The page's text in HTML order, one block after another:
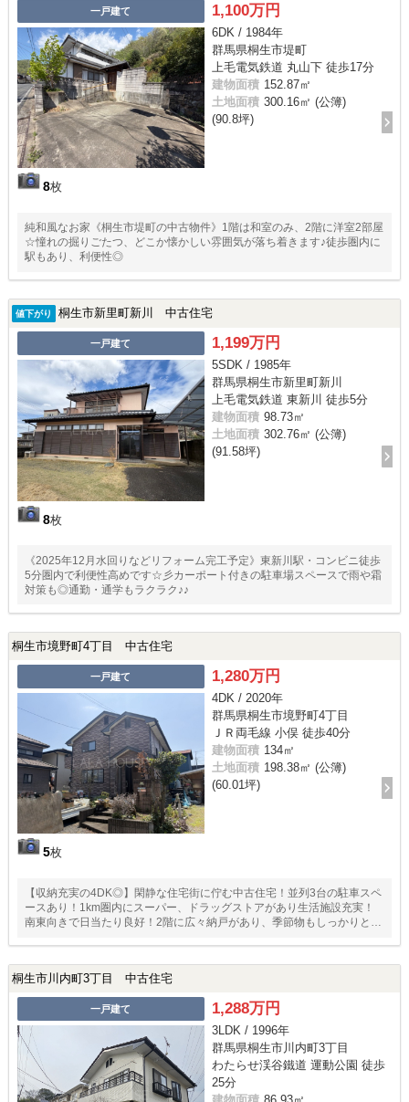
一戸建て
8枚
1,100万円
6DK / 1984年
群馬県桐生市堤町
上毛電気鉄道 丸山下 徒歩17分
建物面積 152.87㎡
土地面積 300.16㎡ (公簿)
(90.8坪)
純和風なお家《桐生市堤町の中古物件》1階は和室のみ、2階に洋室2部屋
☆憧れの掘りごたつ、どこか懐かしい雰囲気が落ち着きます♪徒歩圏内に
駅もあり、利便性◎
値下がり 桐生市新里町新川 中古住宅
一戸建て
8枚
1,199万円
5SDK / 1985年
群馬県桐生市新里町新川
上毛電気鉄道 東新川 徒歩5分
建物面積 98.73㎡
土地面積 302.76㎡ (公簿)
(91.58坪)
《2025年12月水回りなどリフォーム完工予定》東新川駅・コンビニ徒歩
5分圏内で利便性高めです☆彡カーポート付きの駐車場スペースで雨や霜
対策も◎通勤・通学もラクラク♪♪
桐生市境野町4丁目 中古住宅
一戸建て
5枚
1,280万円
4DK / 2020年
群馬県桐生市境野町4丁目
ＪＲ両毛線 小俣 徒歩40分
建物面積 134㎡
土地面積 198.38㎡ (公簿)
(60.01坪)
【収納充実の4DK◎】閑静な住宅街に佇む中古住宅！並列3台の駐車スペ
ースあり！1km圏内にスーパー、ドラッグストアがあり生活施設充実！
南東向きで日当たり良好！2階に広々納戸があり、季節物もしっかりと収
桐生市川内町3丁目 中古住宅
一戸建て 1,288万円
3LDK / 1996年
群馬県桐生市川内町3丁目
わたらせ渓谷鐵道 運動公園 徒歩
25分